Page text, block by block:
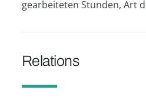
gearbeiteten Stunden, Art
Relations